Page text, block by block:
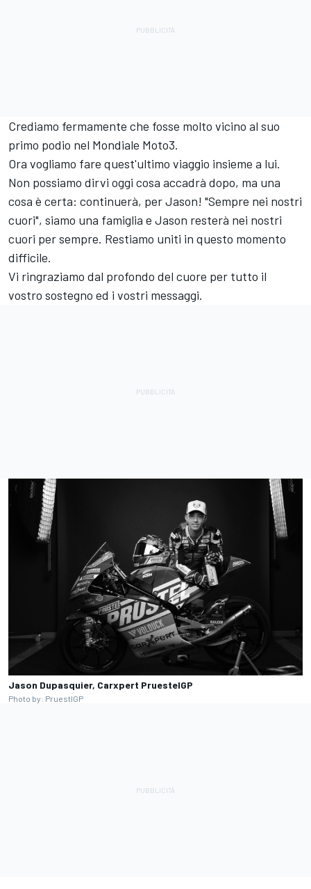
Crediamo fermamente che fosse molto vicino al suo
primo podio nel Mondiale Moto3.
Ora vogliamo fare quest'ultimo viaggio insieme a lui.
Non possiamo dirvi oggi cosa accadrà dopo, ma una
cosa è certa: continuerà, per Jason! "Sempre nei nostri
cuori", siamo una famiglia e Jason resterà nei nostri
cuori per sempre. Restiamo uniti in questo momento
difficile.
Vi ringraziamo dal profondo del cuore per tutto il
vostro sostegno ed i vostri messaggi.
Jason Dupasquier, Carxpert PruestelGP
Photo by: PruestlGP